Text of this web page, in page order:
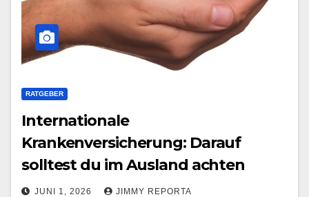
RATGEBER
Internationale
Krankenversicherung: Darauf
solltest du im Ausland achten
JUNI 1, 2026 JIMMY REPORTA